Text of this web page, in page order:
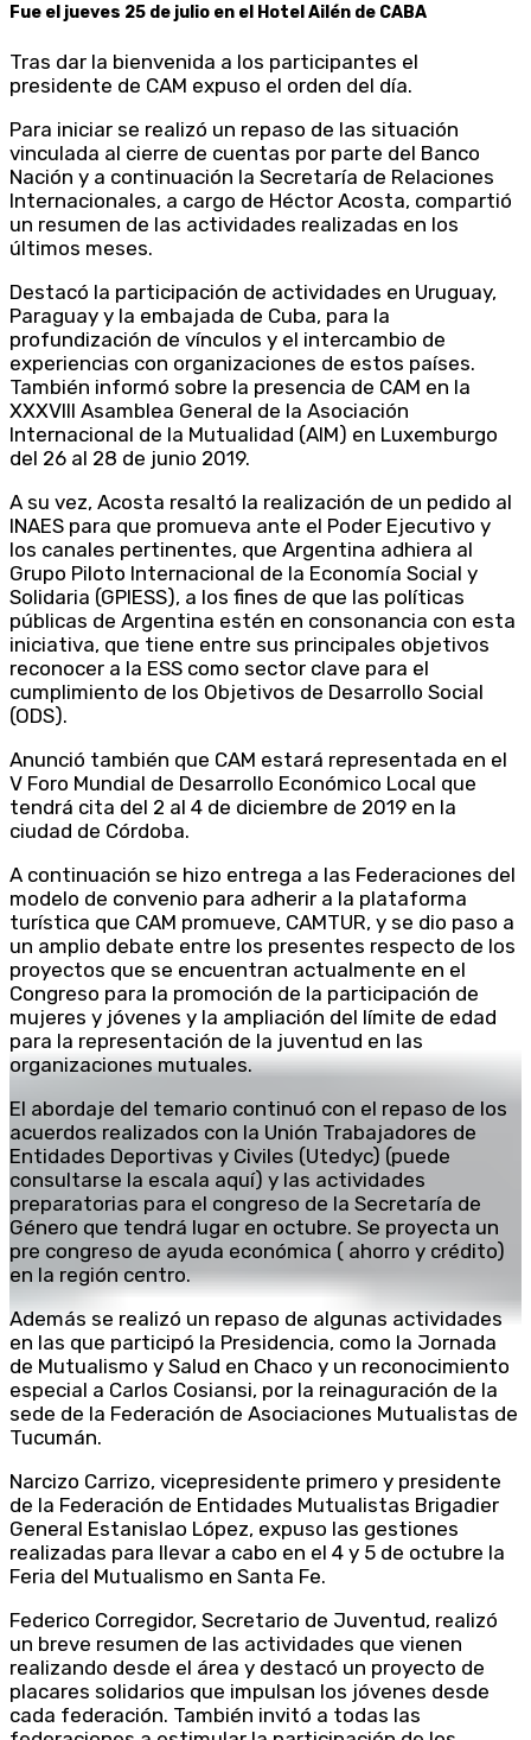
Fue el jueves 25 de julio en el Hotel Ailén de CABA
Tras dar la bienvenida a los participantes el
presidente de CAM expuso el orden del día.
Para iniciar se realizó un repaso de las situación
vinculada al cierre de cuentas por parte del Banco
Nación y a continuación la Secretaría de Relaciones
Internacionales, a cargo de Héctor Acosta, compartió
un resumen de las actividades realizadas en los
últimos meses.
Destacó la participación de actividades en Uruguay,
Paraguay y la embajada de Cuba, para la
profundización de vínculos y el intercambio de
experiencias con organizaciones de estos países.
También informó sobre la presencia de CAM en la
XXXVIII Asamblea General de la Asociación
Internacional de la Mutualidad (AIM) en Luxemburgo
del 26 al 28 de junio 2019.
A su vez, Acosta resaltó la realización de un pedido al
INAES para que promueva ante el Poder Ejecutivo y
los canales pertinentes, que Argentina adhiera al
Grupo Piloto Internacional de la Economía Social y
Solidaria (GPIESS), a los fines de que las políticas
públicas de Argentina estén en consonancia con esta
iniciativa, que tiene entre sus principales objetivos
reconocer a la ESS como sector clave para el
cumplimiento de los Objetivos de Desarrollo Social
(ODS).
Anunció también que CAM estará representada en el
V Foro Mundial de Desarrollo Económico Local que
tendrá cita del 2 al 4 de diciembre de 2019 en la
ciudad de Córdoba.
A continuación se hizo entrega a las Federaciones del
modelo de convenio para adherir a la plataforma
turística que CAM promueve, CAMTUR, y se dio paso a
un amplio debate entre los presentes respecto de los
proyectos que se encuentran actualmente en el
Congreso para la promoción de la participación de
mujeres y jóvenes y la ampliación del límite de edad
para la representación de la juventud en las
organizaciones mutuales.
El abordaje del temario continuó con el repaso de los
acuerdos realizados con la Unión Trabajadores de
Entidades Deportivas y Civiles (Utedyc) (puede
consultarse la escala aquí) y las actividades
preparatorias para el congreso de la Secretaría de
Género que tendrá lugar en octubre. Se proyecta un
pre congreso de ayuda económica ( ahorro y crédito)
en la región centro.
Además se realizó un repaso de algunas actividades
en las que participó la Presidencia, como la Jornada
de Mutualismo y Salud en Chaco y un reconocimiento
especial a Carlos Cosiansi, por la reinaguración de la
sede de la Federación de Asociaciones Mutualistas de
Tucumán.
Narcizo Carrizo, vicepresidente primero y presidente
de la Federación de Entidades Mutualistas Brigadier
General Estanislao López, expuso las gestiones
realizadas para llevar a cabo en el 4 y 5 de octubre la
Feria del Mutualismo en Santa Fe.
Federico Corregidor, Secretario de Juventud, realizó
un breve resumen de las actividades que vienen
realizando desde el área y destacó un proyecto de
placares solidarios que impulsan los jóvenes desde
cada federación. También invitó a todas las